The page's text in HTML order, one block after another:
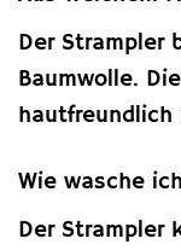
Der Strampler
Baumwolle.
hautfreundlich
Wie wasche
Der Strampler